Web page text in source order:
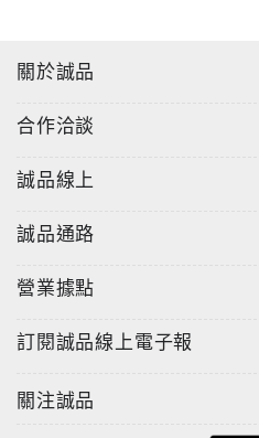
關於誠品
合作洽談
誠品線上
誠品通路
營業據點
訂閱誠品線上電子報
關注誠品